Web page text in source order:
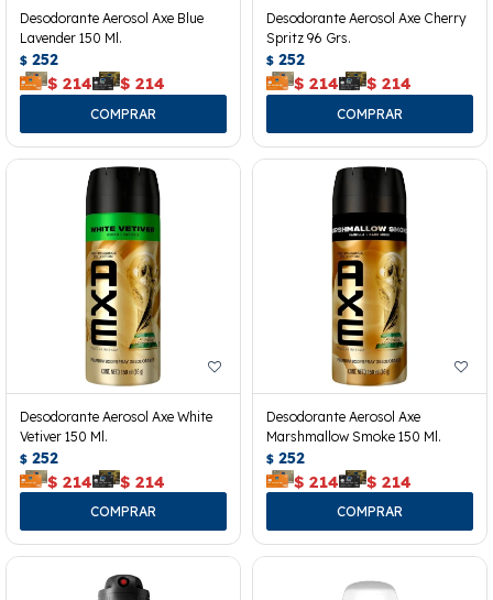
Desodorante Aerosol Axe Blue
Lavender 150 Ml.
$ 252
$ 214 $ 214
Desodorante Aerosol Axe Cherry
Spritz 96 Grs.
$ 252
$ 214 $ 214
Desodorante Aerosol Axe White
Vetiver 150 Ml.
$ 252
$ 214 $ 214
Desodorante Aerosol Axe
Marshmallow Smoke 150 Ml.
$ 252
$ 214 $ 214